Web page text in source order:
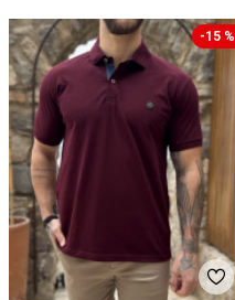
-15 %